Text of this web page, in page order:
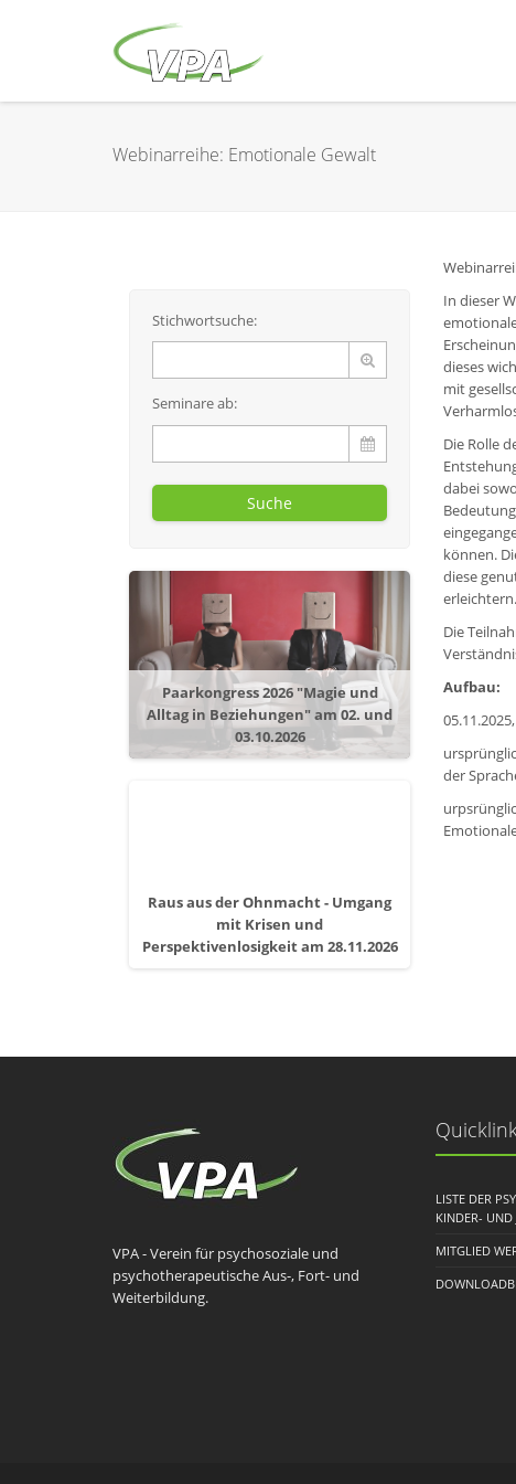
Webinarreihe: Emotionale Gewalt
Stichwortsuche:
Seminare ab:
Suche
Paarkongress 2026 "Magie und
Alltag in Beziehungen" am 02. und
03.10.2026
Raus aus der Ohnmacht - Umgang
mit Krisen und
Perspektivenlosigkeit am 28.11.2026
In dieser
dieses
mit
Die Rolle
dabei
können.
diese
erleichtern.
Die
Aufbau:
der
VPA - Verein für psychosoziale und
psychotherapeutische Aus-, Fort- und
Weiterbildung.
LISTE DER
KINDER- UND
MITGLIED